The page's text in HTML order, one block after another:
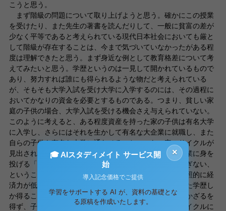
こうと思う。
まず階級の問題について取り上げようと思う。確かにこの授業
を受けたり、また先生の著書を読んだりして、一般に貧富の差が
少なく平等であると考えられている現代日本社会においても厳と
して階級が存在することは、今まで気づいていなかったがある程
度は理解できたと思う。まず身近な例として教育格差について考
えてみたいと思う。学歴というのは一見して開かれているもので
あり、努力すれば誰にも得られるような物だと考えられている
が、そもそも大学入試を受け大学に入学するのには、その過程に
おいてかなりの資金を必要とするものである。つまり、貧しい家
庭の子供の場合、大学入試を受ける機会さえ与えられていない。
このように考えると、ある程度資産を持った家の子供は有名大学
に入学し、さらにはそれを生かして有名な大企業に就職し、また
自らの子供を有名な大学に通わせる、といった一定のサイクルが
見出され（もっともこの場合においても労働者として企業に身を
投げる「賃金奴隷」にすぎなく、労働者階級の一部にすぎない、
ということは先生の著書にも書かれているが）、また対照的に経
済力が低い家庭の子供は、中卒か、せいぜい高卒といった学歴し
か得ることができず、低賃金で劣悪な労働条件の元で働かざるを
得ず、子供にもお金をかけることができない、というサイクルに
×
🎓 AIスタディメイト サービス開
始
導入記念価格でご提供
学習をサポートする AI が、資料の基礎とな
る原稿を作成いたします。